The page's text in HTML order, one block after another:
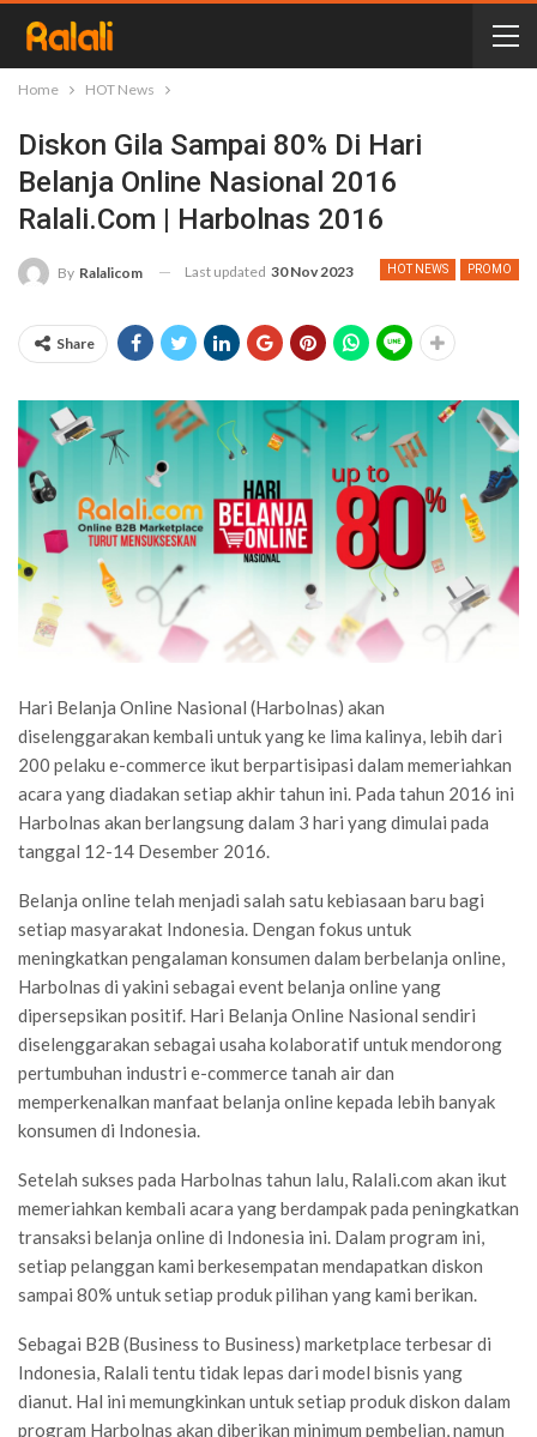
Home HOT News
Diskon Gila Sampai 80% Di Hari
Belanja Online Nasional 2016
Ralali.com | Harbolnas 2016
HOT NEWS PROMO
By Ralalicom Last updated 30 Nov 2023
Share
Hari Belanja Online Nasional (Harbolnas) akan
diselenggarakan kembali untuk yang ke lima kalinya, lebih dari
200 pelaku e-commerce ikut berpartisipasi dalam memeriahkan
acara yang diadakan setiap akhir tahun ini. Pada tahun 2016 ini
Harbolnas akan berlangsung dalam 3 hari yang dimulai pada
tanggal 12-14 Desember 2016.
Belanja online telah menjadi salah satu kebiasaan baru bagi
setiap masyarakat Indonesia. Dengan fokus untuk
meningkatkan pengalaman konsumen dalam berbelanja online,
Harbolnas di yakini sebagai event belanja online yang
dipersepsikan positif. Hari Belanja Online Nasional sendiri
diselenggarakan sebagai usaha kolaboratif untuk mendorong
pertumbuhan industri e-commerce tanah air dan
memperkenalkan manfaat belanja online kepada lebih banyak
konsumen di Indonesia.
Setelah sukses pada Harbolnas tahun lalu, Ralali.com akan ikut
memeriahkan kembali acara yang berdampak pada peningkatkan
transaksi belanja online di Indonesia ini. Dalam program ini,
setiap pelanggan kami berkesempatan mendapatkan diskon
sampai 80% untuk setiap produk pilihan yang kami berikan.
Sebagai B2B (Business to Business) marketplace terbesar di
Indonesia, Ralali tentu tidak lepas dari model bisnis yang
dianut. Hal ini memungkinkan untuk setiap produk diskon dalam
program Harbolnas akan diberikan minimum pembelian, namun